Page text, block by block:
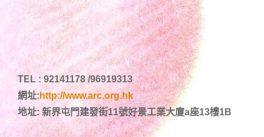
TEL : 92141178 /96919313
網址: http://www.arc.org.hk
地址: 新界屯門建發街11號好景工業大廈a座13樓1B